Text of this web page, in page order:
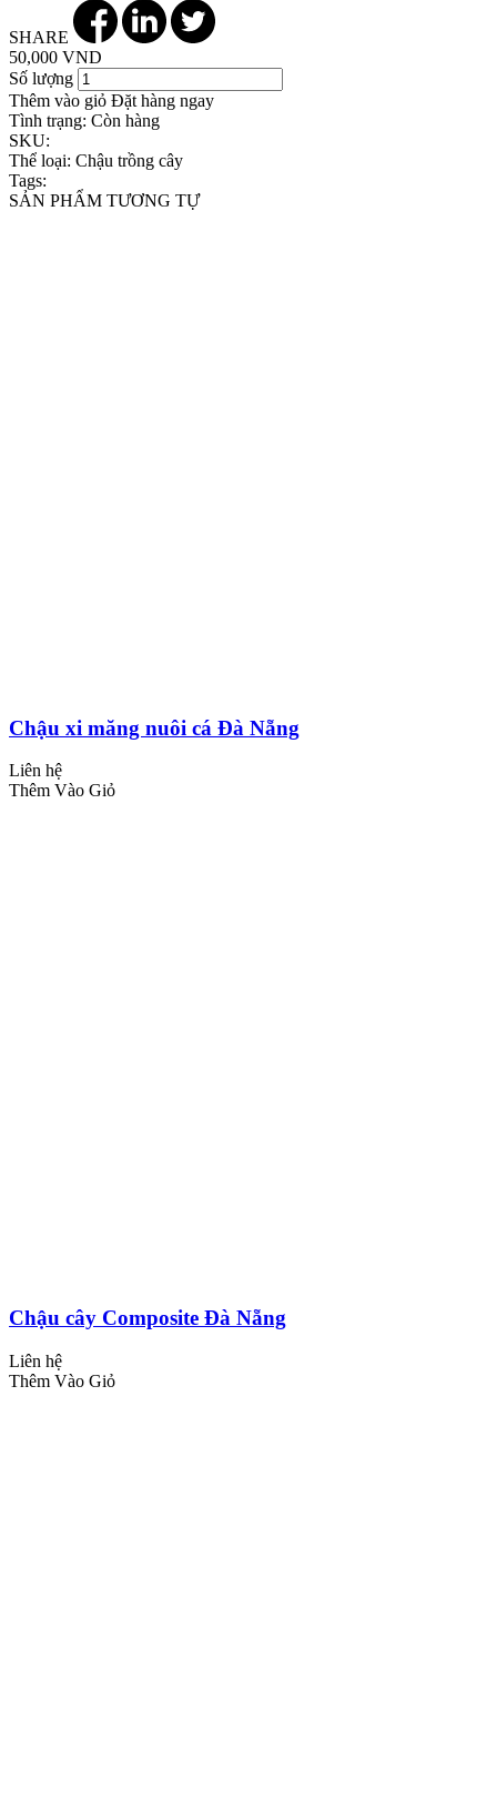
SHARE
50,000 VND
Số lượng
Thêm vào giỏ Đặt hàng ngay
Tình trạng: Còn hàng
SKU:
Thể loại: Chậu trồng cây
Tags:
SẢN PHẨM TƯƠNG TỰ
Chậu xi măng nuôi cá Đà Nẵng
Liên hệ
Thêm Vào Giỏ
Chậu cây Composite Đà Nẵng
Liên hệ
Thêm Vào Giỏ